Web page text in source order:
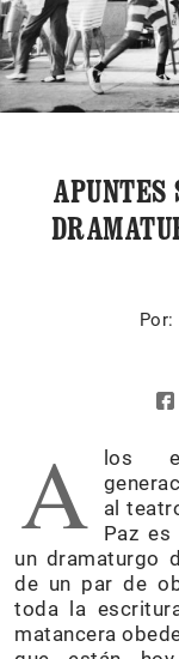
Por:
A
los
al
Paz
un dramaturgo
de un par de
toda la
matancera